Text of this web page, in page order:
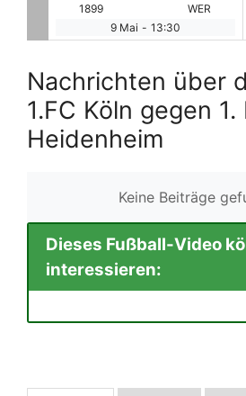
FCA
BOR
9 Mai - 13:30
Nachrichten über
1.FC Köln gegen 1.
Heidenheim
Keine Beiträge
Dieses Fußball-Video
interessieren: